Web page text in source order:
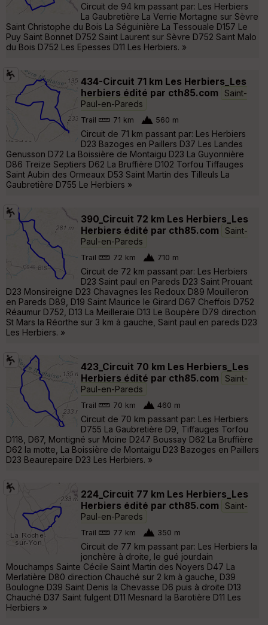
Circuit de 94 km passant par: Les Herbiers
La Gaubretière La Verrie Mortagne sur Sèvre
Saint Christophe du Bois La Séguinière La Tessouale D157 Le
Puy Saint Bonnet D752 Saint Laurent sur Sèvre D752 Saint Malo
du Bois D752 Les Epesses D11 Les Herbiers. »
434-Circuit 71 km Les Herbiers_Les
herbiers édité par cth85.com
Saint-
Paul-en-Pareds
Trail 71 km 560 m
Circuit de 71 km passant par: Les Herbiers
D23 Bazoges en Paillers D37 Les Landes
Genusson D72 La Boissière de Montaigu D23 La Guyonnière
D86 Treize Septiers D62 La Bruffière D102 Torfou Tiffauges
Saint Aubin des Ormeaux D53 Saint Martin des Tilleuls La
Gaubretière D755 Le Herbiers »
390_Circuit 72 km Les Herbiers_Les
Herbiers édité par cth85.com
Saint-
Paul-en-Pareds
Trail 72 km 710 m
Circuit de 72 km passant par: Les Herbiers
D23 Saint paul en Pareds D23 Saint Prouant
D23 Monsireigne D23 Chavagnes les Redoux D89 Mouilleron
en Pareds D89, D19 Saint Maurice le Girard D67 Cheffois D752
Réaumur D752, D13 La Meilleraie D13 Le Boupère D79 direction
St Mars la Réorthe sur 3 km à gauche, Saint paul en pareds D23
Les Herbiers. »
423_Circuit 70 km Les Herbiers_Les
Herbiers édité par cth85.com
Saint-
Paul-en-Pareds
Trail 70 km 460 m
Circuit de 70 km passant par: Les Herbiers
D755 La Gaubretière D9, Tiffauges Torfou
D118, D67, Montigné sur Moine D247 Boussay D62 La Bruffière
D62 la motte, La Boissière de Montaigu D23 Bazoges en Paillers
D23 Beaurepaire D23 Les Herbiers. »
224_Circuit 77 km Les Herbiers_Les
Herbiers édité par cth85.com
Saint-
Paul-en-Pareds
Trail 77 km 350 m
Circuit de 77 km passant par: Les Herbiers la
jonchère à droite, le gué jourdain
Mouchamps Sainte Cécile Saint Martin des Noyers D47 La
Merlatière D80 direction Chauché sur 2 km à gauche, D39
Boulogne D39 Saint Denis la Chevasse D6 puis à droite D13
Chauché D37 Saint fulgent D11 Mesnard la Barotière D11 Les
Herbiers »